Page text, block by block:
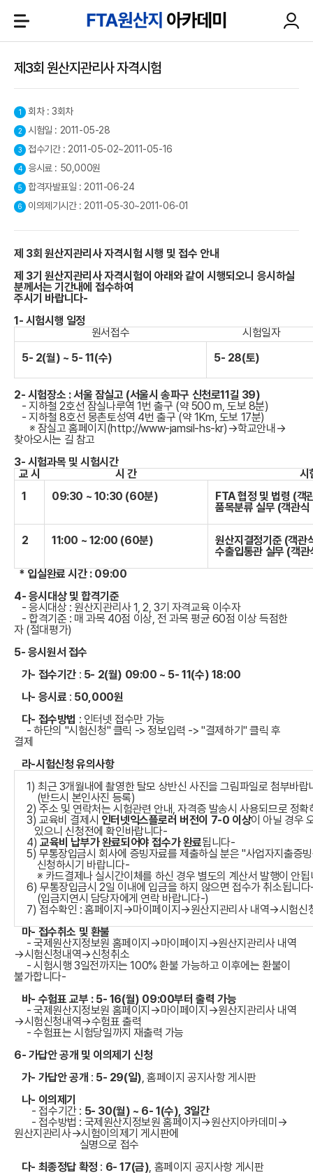
제3회 원산지관리사 자격시험
회차 : 3회차
시험일 : 2011-05-28
접수기간 : 2011-05-02~2011-05-16
응시료 : 50,000원
합격자발표일 : 2011-06-24
이의제기시간 : 2011-05-30~2011-06-01
제 3회 원산지관리사 자격시험 시행 및 접수 안내
제 3기 원산지관리사 자격시험이 아래와 같이 시행되오니 응시하실
분께서는 기간내에 접수하여
주시기 바랍니다-
1- 시험시행 일정
원서접수
시험일자
5- 2(월) ~ 5- 11(수)
5- 28(토)
2- 시험장소 :서울 잠실고 (서울시 송파구 신천로11길 39)
- 지하철 2호선 잠실나루역 1번 출구 (약 500 m, 도보 8분)
- 지하철 8호선 몽촌토성역 4번 출구 (약 1Km, 도보 17분)
※ 잠실고 홈페이지(http://www-jamsil-hs-kr)→학교안내→
찾아오시는 길 참고
3- 시험과목 및 시험시간
교 시
시 간
시
1
09:30 ~ 10:30 (60분)
FTA 협정 및 법령 (객
품목분류 실무 (객관
2 11:00 ~ 12:00 (60분)
원산지결정기준 (객관
수출입통관 실무 (객
* 입실완료 시간 : 09:00
4- 응시대상 및 합격기준
- 응시대상 : 원산지관리사 1, 2, 3기 자격교육 이수자
- 합격기준 : 매 과목 40점 이상, 전 과목 평균 60점 이상 득점한
자 (절대평가)
5- 응시원서 접수
가- 접수기간 : 5- 2(월) 09:00 ~ 5- 11(수) 18:00
나- 응시료 : 50,000원
다- 접수방법 : 인터넷 접수만 가능
- 하단의 "시험신청" 클릭 -> 정보입력 -> "결제하기" 클릭 후
결제
라-시험신청 유의사항
1) 최근 3개월내에 촬영한 탈모 상반신 사진을 그림파일로 첨부바랍
(반드시 본인사진 등록)
2) 주소 및 연락처는 시험관련 안내, 자격증 발송시 사용되므로 정
3) 교육비 결제시 인터넷익스플로러 버전이 7-0 이상이 아닐 경우
있으니 신청전에 확인바랍니다-
4) 교육비 납부가 완료되어야 접수가 완료됩니다-
5) 무통장입금시 회사에 증빙자료를 제출하실 분은 "사업자지출증
신청하시기 바랍니다-
※ 카드결제나 실시간이체를 하신 경우 별도의 계산서 발행이 안
6) 무통장입금시 2일 이내에 입금을 하지 않으면 접수가 취소됩니
(입금지연시 담당자에게 연락 바랍니다-)
7) 접수확인 : 홈페이지→마이페이지→원산지관리사 내역→시험신
마- 접수취소 및 환불
- 국제원산지정보원 홈페이지→마이페이지→원산지관리사 내역
→시험신청내역→신청취소
- 시험시행 3일전까지는 100% 환불 가능하고 이후에는 환불이
불가합니다-
바- 수험표 교부 : 5- 16(월) 09:00부터 출력 가능
- 국제원산지정보원 홈페이지→마이페이지→원산지관리사 내역
→시험신청내역→수험표 출력
- 수험표는 시험당일까지 재출력 가능
6- 가답안 공개 및 이의제기 신청
가- 가답안 공개 : 5- 29(일), 홈페이지 공지사항 게시판
나- 이의제기
- 접수기간 : 5- 30(월) ~ 6- 1(수), 3일간
- 접수방법 : 국제원산지정보원 홈페이지→원산지아카데미→
원산지관리사→시험이의제기 게시판에
실명으로 접수
다- 최종정답 확정 : 6- 17(금), 홈페이지 공지사항 게시판